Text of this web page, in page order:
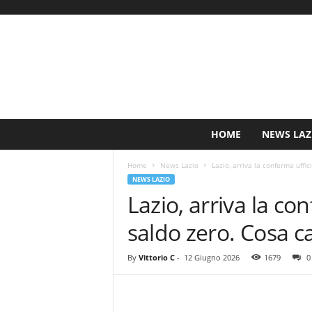
HOME NEWS
Home News Lazio Lazio, arriva la conferma
NEWS LAZIO
Lazio, arriva la
saldo zero. Cosa
By Vittorio C- 12 Giugno 2026 1679 0